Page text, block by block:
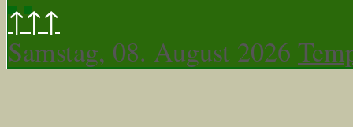
↑↑↑
Samstag, 08. August 2026